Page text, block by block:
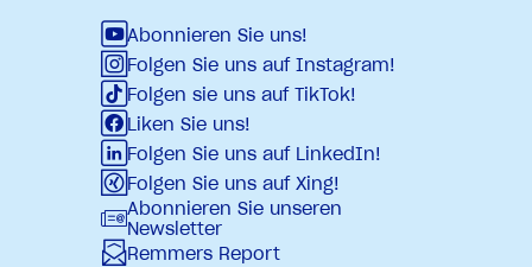
Abonnieren Sie uns!
Folgen Sie uns auf Instagram!
Folgen sie uns auf TikTok!
Liken Sie uns!
Folgen Sie uns auf LinkedIn!
Folgen Sie uns auf Xing!
Abonnieren Sie unseren
Newsletter
Remmers Report